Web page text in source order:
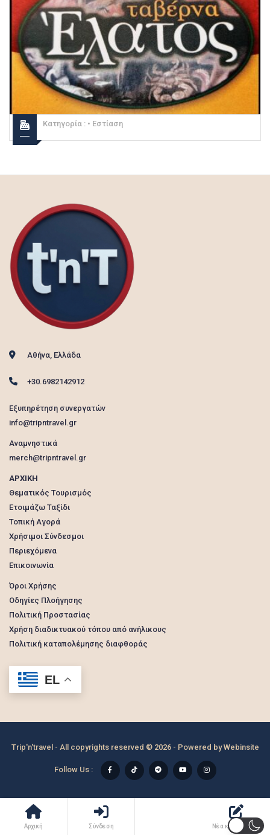
Αρχική Σύνδεση Νέα καταχώρηση
Κατηγορία : • Εστίαση
Αθήνα, Ελλάδα
+30.6982142912
Εξυπηρέτηση συνεργατών
info@tripntravel.gr
Αναμνηστικά
merch@tripntravel.gr
ΑΡΧΙΚΗ
Θεματικός Τουρισμός
Ετοιμάζω Ταξίδι
Τοπική Αγορά
Χρήσιμοι Σύνδεσμοι
Περιεχόμενα
Επικοινωνία
Όροι Χρήσης
Οδηγίες Πλοήγησης
Πολιτική Προστασίας
Χρήση διαδικτυακού τόπου από ανήλικους
Πολιτική καταπολέμησης διαφθοράς
EL
Trip'n'travel - All copyrights reserved © 2026 - Powered byWebinsite
Follow Us :